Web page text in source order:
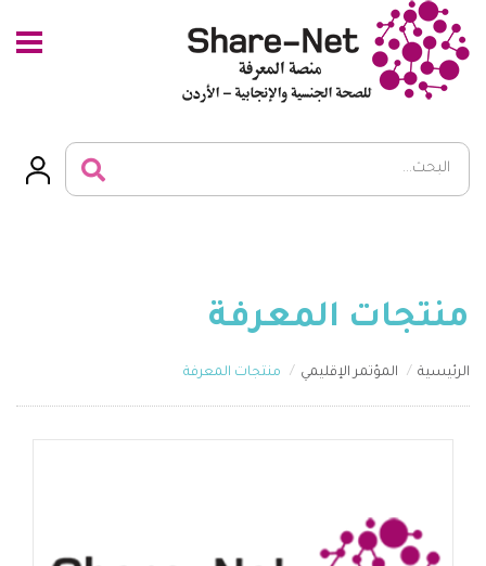
منتجات المعرفة
الرئيسية المؤتمر الإقليمي منتجات المعرفة